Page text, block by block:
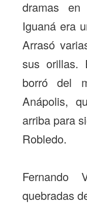
dramas
Iguaná era
Arrasó
sus orillas.
borró del
Anápolis,
arriba para
Robledo.
Fernando
quebradas